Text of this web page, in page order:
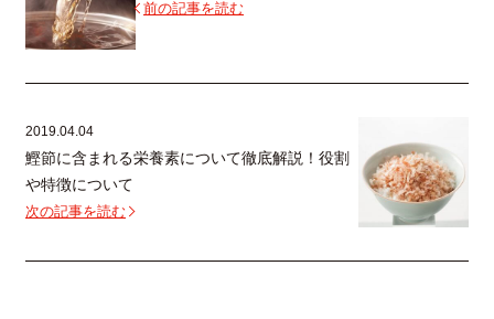
前の記事を読む
2019.04.04
鰹節に含まれる栄養素について徹底解説！役割
や特徴について
次の記事を読む